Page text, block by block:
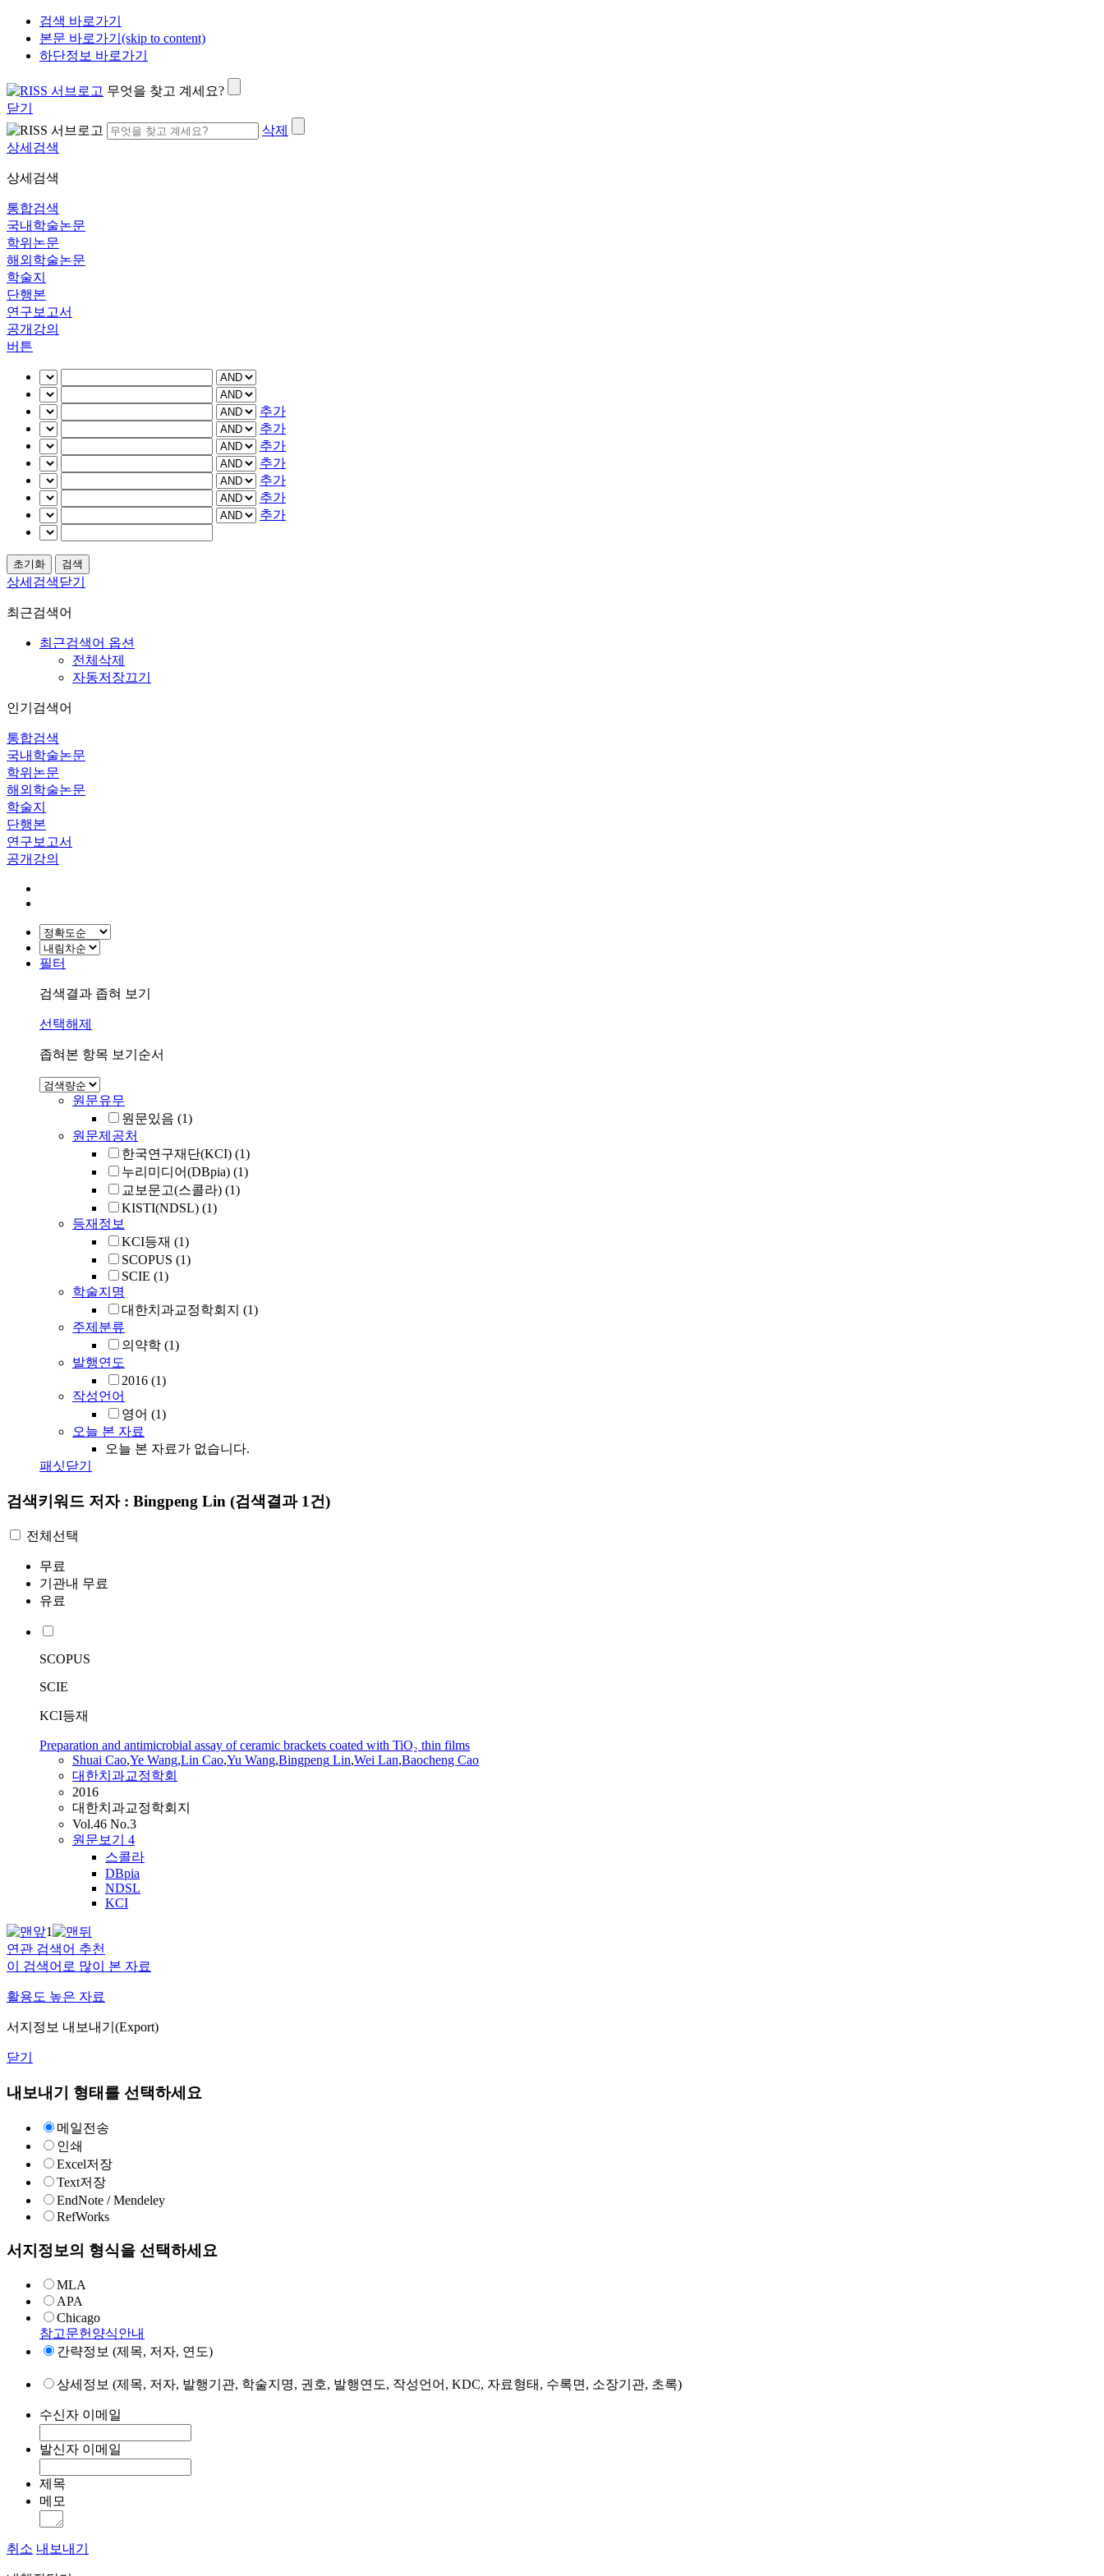
검색 바로가기
본문 바로가기(skip to content)
하단정보 바로가기
무엇을 찾고 계세요?
닫기
삭제
상세검색
상세검색
통합검색
국내학술논문
학위논문
해외학술논문
학술지
단행본
연구보고서
공개강의
버튼
추가
추가
추가
추가
추가
추가
추가
상세검색닫기
최근검색어
최근검색어 옵션
전체삭제
자동저장끄기
인기검색어
통합검색
국내학술논문
학위논문
해외학술논문
학술지
단행본
연구보고서
공개강의
필터
검색결과 좁혀 보기
선택해제
좁혀본 항목 보기순서
원문유무
원문있음 (1)
원문제공처
한국연구재단(KCI) (1)
누리미디어(DBpia) (1)
교보문고(스콜라) (1)
KISTI(NDSL) (1)
등재정보
KCI등재 (1)
SCOPUS (1)
SCIE (1)
학술지명
대한치과교정학회지 (1)
주제분류
의약학 (1)
발행연도
2016 (1)
작성언어
영어 (1)
오늘 본 자료
오늘 본 자료가 없습니다.
패싯닫기
검색키워드 저자 : Bingpeng Lin (검색결과 1건)
전체선택
무료
기관내 무료
유료
SCOPUS
SCIE
KCI등재
Preparation and antimicrobial assay of ceramic brackets coated with TiO₂ thin films
Shuai Cao,Ye Wang,Lin Cao,Yu Wang,Bingpeng Lin,Wei Lan,Baocheng Cao
대한치과교정학회
2016
대한치과교정학회지
Vol.46 No.3
원문보기 4
스콜라
DBpia
NDSL
KCI
1
연관 검색어 추천
이 검색어로 많이 본 자료
활용도 높은 자료
서지정보 내보내기(Export)
닫기
내보내기 형태를 선택하세요
메일전송
인쇄
Excel저장
Text저장
EndNote / Mendeley
RefWorks
서지정보의 형식을 선택하세요
MLA
APA
Chicago
참고문헌양식안내
간략정보 (제목, 저자, 연도)
상세정보 (제목, 저자, 발행기관, 학술지명, 권호, 발행연도, 작성언어, KDC, 자료형태, 수록면, 소장기관, 초록)
수신자 이메일
발신자 이메일
제목
메모
취소 내보내기